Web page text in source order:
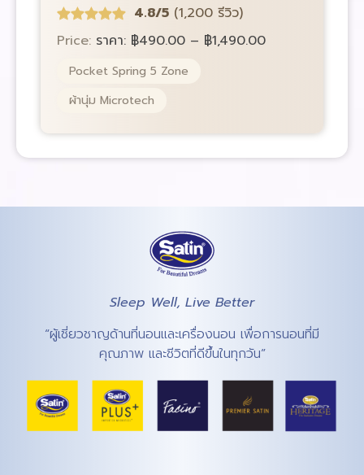
4.8/5 (1,200 รีวิว)
Price: ราคา: ฿490.00 – ฿1,490.00
Pocket Spring 5 Zone
ผ้านุ่ม Microtech
Sleep Well, Live Better
“ผู้เชี่ยวชาญด้านที่นอนและเครื่องนอน เพื่อการนอนที่มี
คุณภาพ และชีวิตที่ดีขึ้นในทุกวัน”